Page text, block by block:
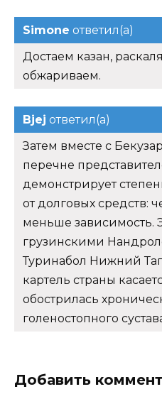
Simone ответил(а)
Достаем казан,
обжариваем.
Bjej ответил(а)
Затем вместе с
перечне
демонстрирует
от долговых средств:
меньше зависимость.
грузинскими
Туринабол Нижний
картель страны
обострилась
голеностопного
Добавить